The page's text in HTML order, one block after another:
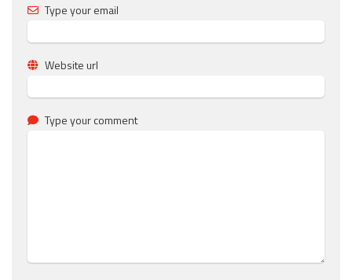
Type your email
Website url
Type your comment